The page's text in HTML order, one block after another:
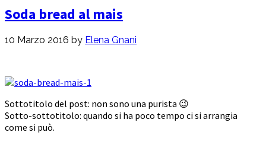
Soda bread al mais
10 Marzo 2016 by Elena Gnani
Sottotitolo del post: non sono una purista 😉
Sotto-sottotitolo: quando si ha poco tempo ci si arrangia
come si può.